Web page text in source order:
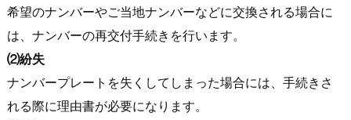
希望のナンバーやご当地ナンバーなどに交換される場合に
は、ナンバーの再交付手続きを行います。
⑵紛失
ナンバープレートを失くしてしまった場合には、手続きさ
れる際に理由書が必要になります。